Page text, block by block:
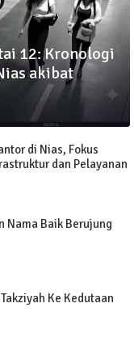
12: Kronologi
akibat
di Nias, Fokus
dan Pelayanan
Nama Baik Berujung
Ke Kedutaan